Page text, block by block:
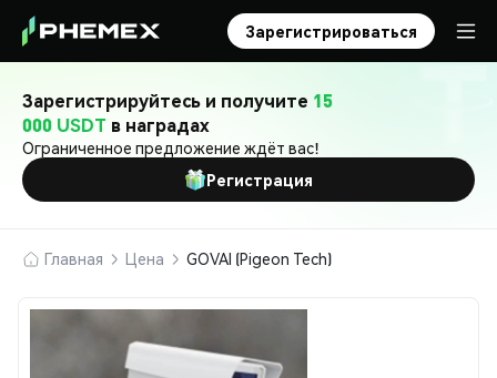
Зарегистрироваться
Зарегистрируйтесь и получите 15
000 USDT в наградах
Ограниченное предложение ждёт вас!
Регистрация
Главная Цена GOVAI (Pigeon Tech)